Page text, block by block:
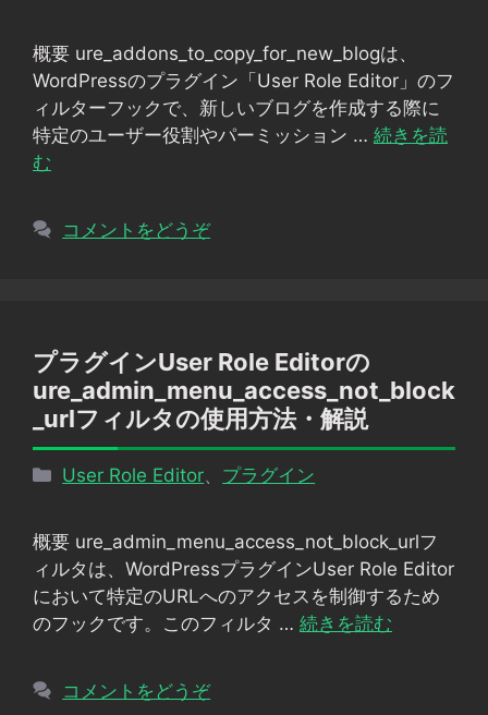
リ
ー
概要 ure_addons_to_copy_for_new_blogは、
WordPressのプラグイン「User Role Editor」のフ
ィルターフックで、新しいブログを作成する際に
特定のユーザー役割やパーミッション … 続きを読
む
コメントをどうぞ
プラグインUser Role Editorの
ure_admin_menu_access_not_block
_urlフィルタの使用方法・解説
カ
リ
ー
User Role Editor、 プラグイン
概要 ure_admin_menu_access_not_block_urlフ
ィルタは、WordPressプラグインUser Role Editor
において特定のURLへのアクセスを制御するため
のフックです。このフィルタ … 続きを読む
コメントをどうぞ